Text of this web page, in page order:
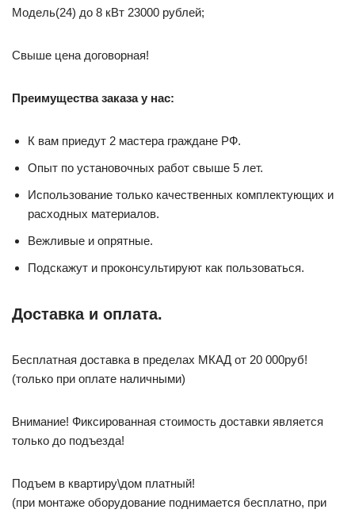
Модель(24) до 8 кВт 23000 рублей;
Свыше цена договорная!
Преимущества заказа у нас:
К вам приедут 2 мастера граждане РФ.
Опыт по установочных работ свыше 5 лет.
Использование только качественных комплектующих и
расходных материалов.
Вежливые и опрятные.
Подскажут и проконсультируют как пользоваться.
Доставка и оплата.
Бесплатная доставка в пределах МКАД от 20 000руб!
(только при оплате наличными)
Внимание! Фиксированная стоимость доставки является
только до подъезда!
Подъем в квартиру\дом платный!
(при монтаже оборудование поднимается бесплатно, при